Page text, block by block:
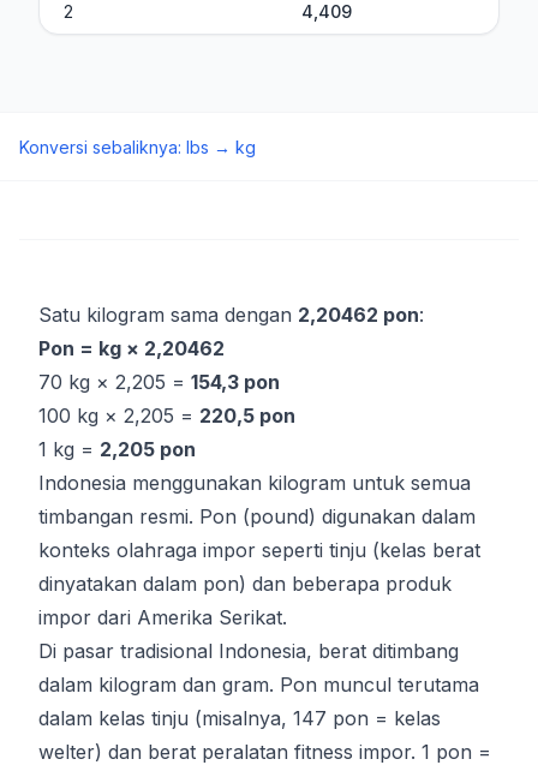
2 4,409
Konversi sebaliknya: lbs → kg
Satu kilogram sama dengan 2,20462 pon:
Pon = kg × 2,20462
70 kg × 2,205 = 154,3 pon
100 kg × 2,205 = 220,5 pon
1 kg = 2,205 pon
Indonesia menggunakan kilogram untuk semua
timbangan resmi. Pon (pound) digunakan dalam
konteks olahraga impor seperti tinju (kelas berat
dinyatakan dalam pon) dan beberapa produk
impor dari Amerika Serikat.
Di pasar tradisional Indonesia, berat ditimbang
dalam kilogram dan gram. Pon muncul terutama
dalam kelas tinju (misalnya, 147 pon = kelas
welter) dan berat peralatan fitness impor. 1 pon =